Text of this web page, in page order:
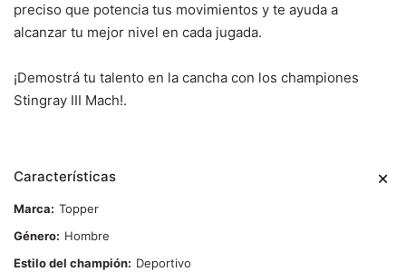
preciso que potencia tus movimientos y te ayuda a
alcanzar tu mejor nivel en cada jugada.
¡Demostrá tu talento en la cancha con los championes
Stingray III Mach!.
Características
Marca
Topper
Género
Hombre
Estilo del champión
Deportivo